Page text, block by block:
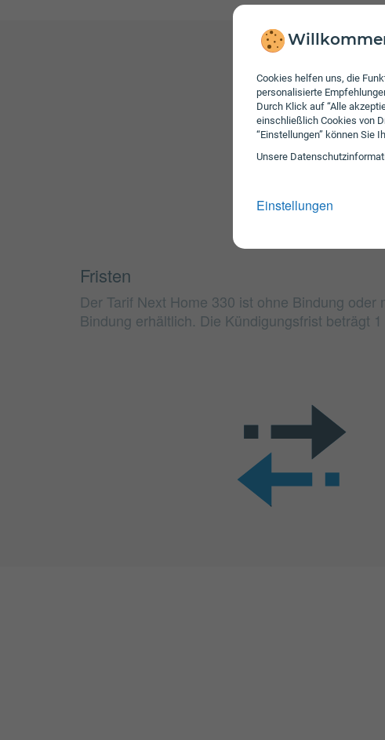
Cookies helfen uns, die
personalisierte
Durch Klick auf “Alle
einschließlich Cookies von
“Einstellungen” können Sie
Unsere
Einstellungen
Fristen
Der Tarif Next Home 330 ist ohne Bindung oder
Bindung erhältlich. Die Kündigungsfrist beträgt